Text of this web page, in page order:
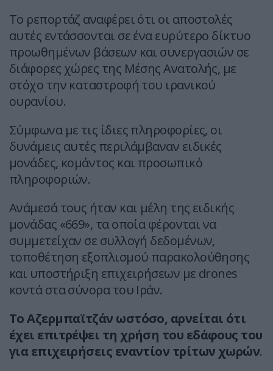
Το ρεπορτάζ αναφέρει ότι οι αποστολές
αυτές εντάσσονται σε ένα ευρύτερο δίκτυο
προωθημένων βάσεων και συνεργασιών σε
διάφορες χώρες της Μέσης Ανατολής, με
στόχο την καταστροφή του ιρανικού
ουρανίου.
Σύμφωνα με τις ίδιες πληροφορίες, οι
δυνάμεις αυτές περιλάμβαναν ειδικές
μονάδες, κομάντος και προσωπικό
πληροφοριών.
Ανάμεσά τους ήταν και μέλη της ειδικής
μονάδας «669», τα οποία φέρονται να
συμμετείχαν σε συλλογή δεδομένων,
τοποθέτηση εξοπλισμού παρακολούθησης
και υποστήριξη επιχειρήσεων με drones
κοντά στα σύνορα του Ιράν.
Το Αζερμπαϊτζάν ωστόσο, αρνείται ότι
έχει επιτρέψει τη χρήση του εδάφους του
για επιχειρήσεις εναντίον τρίτων χωρών.